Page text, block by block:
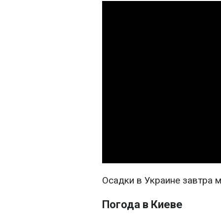
Осадки в Украине завтра
Погода в Киеве